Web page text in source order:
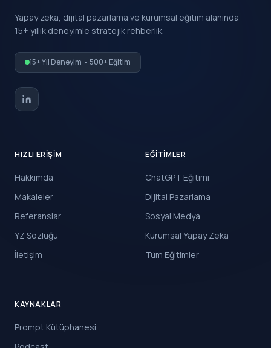
Yapay zeka, dijital pazarlama ve kurumsal eğitim alanında
15+ yıllık deneyimle stratejik rehberlik.
15+ Yıl Deneyim • 500+ Eğitim
HIZLI ERIŞIM
Hakkımda
Makaleler
Referanslar
YZ Sözlüğü
İletişim
EĞITIMLER
ChatGPT Eğitimi
Dijital Pazarlama
Sosyal Medya
Kurumsal Yapay Zeka
Tüm Eğitimler
KAYNAKLAR
Prompt Kütüphanesi